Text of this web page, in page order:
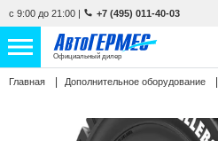
с 9:00 до 21:00 | +7 (495) 011-40-03
Официальный дилер
НОВЫЕ АВТОМОБИЛИ 4771 авто
С ПРОБЕГОМ 847 авто
Главная Дополнительное оборудование